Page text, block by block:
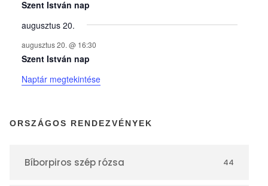
y
e
k
n
a
Szent István nap
augusztus 20.
augusztus 20. @ 16:30
Szent István nap
Naptár megtekintése
ORSZÁGOS RENDEZVÉNYEK
Bíborpiros szép rózsa 44